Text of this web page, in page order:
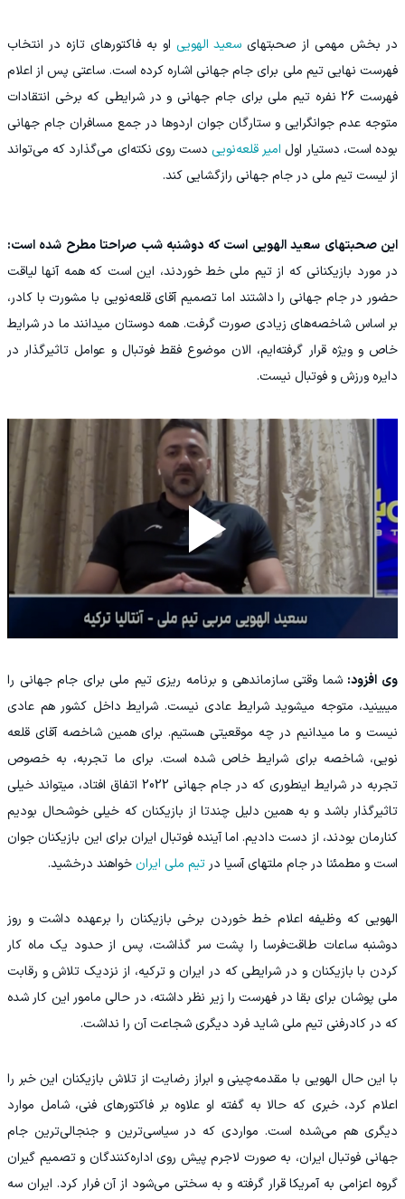
در بخش مهمی از صحبتهای سعید الهویی او به فاکتورهای تازه در انتخاب
فهرست نهایی تیم ملی برای جام جهانی اشاره کرده است. ساعتی پس از اعلام
فهرست 26 نفره تیم ملی برای جام جهانی و در شرایطی که برخی انتقادات
متوجه عدم جوانگرایی و ستارگان جوان اردوها در جمع مسافران جام جهانی
بوده است، دستیار اول امیر قلعه‌نویی دست روی نکته‌ای می‌گذارد که می‌تواند
از لیست تیم ملی در جام جهانی رازگشایی کند.
این صحبتهای سعید الهویی است که دوشنبه شب صراحتا مطرح شده است:
در مورد بازیکنانی که از تیم ملی خط خوردند، این است که همه آنها لیاقت
حضور در جام جهانی را داشتند اما تصمیم آقای قلعه‌نویی با مشورت با کادر،
بر اساس شاخصه‌های زیادی صورت گرفت. همه دوستان میدانند ما در شرایط
خاص و ویژه قرار گرفته‌ایم، الان موضوع فقط فوتبال و عوامل تاثیرگذار در
دایره ورزش و فوتبال نیست.
وی افزود: شما وقتی سازماندهی و برنامه ریزی تیم ملی برای جام جهانی را
میبینید، متوجه میشوید شرایط عادی نیست. شرایط داخل کشور هم عادی
نیست و ما میدانیم در چه موقعیتی هستیم. برای همین شاخصه آقای قلعه
نویی، شاخصه برای شرایط خاص شده است. برای ما تجربه، به خصوص
تجربه در شرایط اینطوری که در جام جهانی 2022 اتفاق افتاد، میتواند خیلی
تاثیرگذار باشد و به همین دلیل چندتا از بازیکنان که خیلی خوشحال بودیم
کنارمان بودند، از دست دادیم. اما آینده فوتبال ایران برای این بازیکنان جوان
است و مطمئنا در جام ملتهای آسیا در تیم ملی ایرانخواهند درخشید.
الهویی که وظیفه اعلام خط خوردن برخی بازیکنان را برعهده داشت و روز
دوشنبه ساعات طاقت‌فرسا را پشت سر گذاشت، پس از حدود یک ماه کار
کردن با بازیکنان و در شرایطی که در ایران و ترکیه، از نزدیک تلاش و رقابت
ملی پوشان برای بقا در فهرست را زیر نظر داشته، در حالی مامور این کار شده
که در کادرفنی تیم ملی شاید فرد دیگری شجاعت آن را نداشت.
با این حال الهویی با مقدمه‌چینی و ابراز رضایت از تلاش بازیکنان این خبر را
اعلام کرد، خبری که حالا به گفته او علاوه بر فاکتورهای فنی، شامل موارد
دیگری هم می‌شده است. مواردی که در سیاسی‌ترین و جنجالی‌ترین جام
جهانی فوتبال ایران، به صورت لاجرم پیش روی اداره‌کنندگان و تصمیم گیران
گروه اعزامی به آمریکا قرار گرفته و به سختی می‌شود از آن فرار کرد. ایران سه